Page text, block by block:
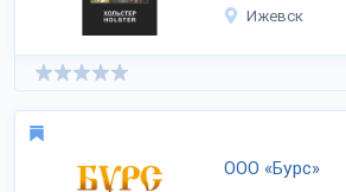
Ижевск
ООО «Бурс»